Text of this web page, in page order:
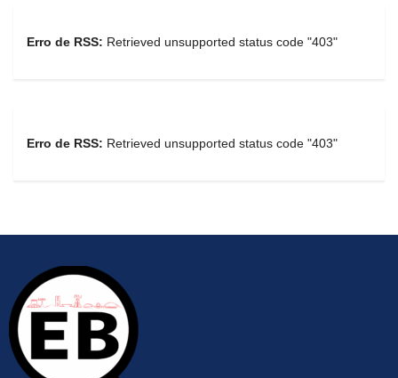
Erro de RSS: Retrieved unsupported status code "403"
Erro de RSS: Retrieved unsupported status code "403"